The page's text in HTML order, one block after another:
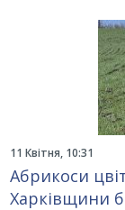
11 Квітня, 10:31
Абрикоси
Харківщини